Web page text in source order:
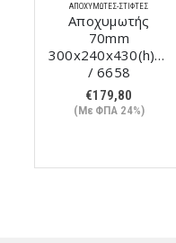
ΑΠΟΧΥΜΩΤΈΣ-ΣΤΊΦΤΕΣ
Αποχυμωτής
70mm
300x240x430(h)mm
/ 6658
€179,80
(Με ΦΠΑ 24%)